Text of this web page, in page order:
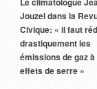
Jouzel dans la
Civique: « il faut
drastiquement les
émissions de gaz à
effets de serre »